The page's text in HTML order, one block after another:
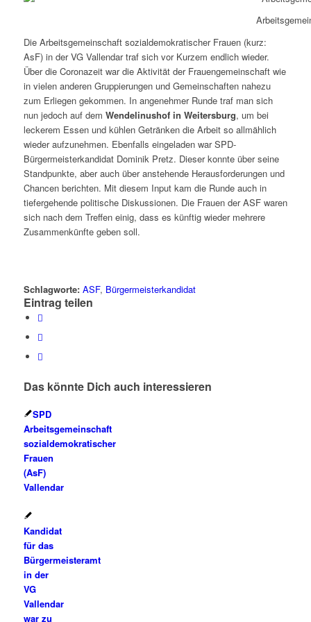
Die Arbeitsgemeinschaft sozialdemokratischer Frauen (kurz:
AsF) in der VG Vallendar traf sich vor Kurzem endlich wieder.
Über die Coronazeit war die Aktivität der Frauengemeinschaft wie
in vielen anderen Gruppierungen und Gemeinschaften nahezu
zum Erliegen gekommen. In angenehmer Runde traf man sich
nun jedoch auf dem Wendelinushof in Weitersburg, um bei
leckerem Essen und kühlen Getränken die Arbeit so allmählich
wieder aufzunehmen. Ebenfalls eingeladen war SPD-
Bürgermeisterkandidat Dominik Pretz. Dieser konnte über seine
Standpunkte, aber auch über anstehende Herausforderungen und
Chancen berichten. Mit diesem Input kam die Runde auch in
tiefergehende politische Diskussionen. Die Frauen der ASF waren
sich nach dem Treffen einig, dass es künftig wieder mehrere
Zusammenkünfte geben soll.
Schlagworte: ASF, Bürgermeisterkandidat
Eintrag teilen
Das könnte Dich auch interessieren
SPD
Arbeitsgemeinschaft
sozialdemokratischer
Frauen
(AsF)
Vallendar
Kandidat
für das
Bürgermeisteramt
in der
VG
Vallendar
war zu